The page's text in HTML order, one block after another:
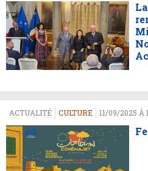
ACTUALITÉ CULTURE 11/09/2025 À